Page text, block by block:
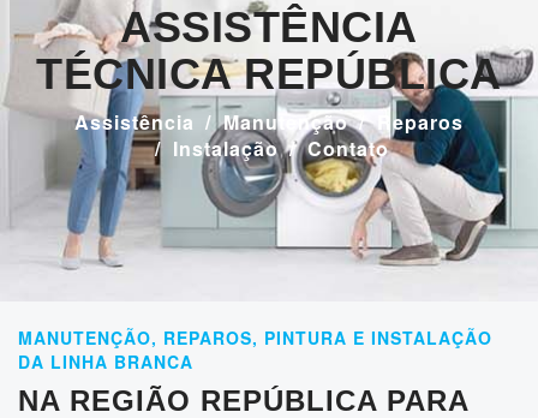
ASSISTÊNCIA
TÉCNICA REPÚBLICA
Assistência Manutenção
Reparos
Instalação
Contato
MANUTENÇÃO, REPAROS, PINTURA E INSTALAÇÃO
DA LINHA BRANCA
NA REGIÃO REPÚBLICA PARA